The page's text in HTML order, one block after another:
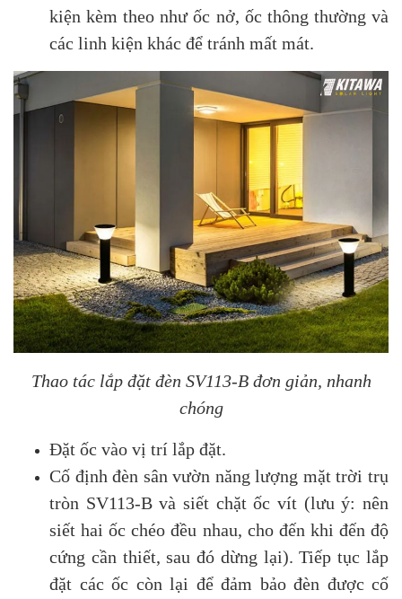
kiện kèm theo như ốc nở, ốc thông thường và
các linh kiện khác để tránh mất mát.
Thao tác lắp đặt đèn SV113-B đơn giản, nhanh
chóng
Đặt ốc vào vị trí lắp đặt.
Cố định đèn sân vườn năng lượng mặt trời trụ
tròn SV113-B và siết chặt ốc vít (lưu ý: nên
siết hai ốc chéo đều nhau, cho đến khi đến độ
cứng cần thiết, sau đó dừng lại). Tiếp tục lắp
đặt các ốc còn lại để đảm bảo đèn được cố